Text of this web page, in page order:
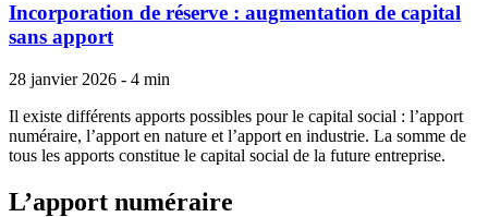
Incorporation de réserve : augmentation de capital
sans apport
28 janvier 2026 - 4 min
Il existe différents apports possibles pour le capital social : l’apport
numéraire, l’apport en nature et l’apport en industrie. La somme de
tous les apports constitue le capital social de la future entreprise.
L’apport numéraire